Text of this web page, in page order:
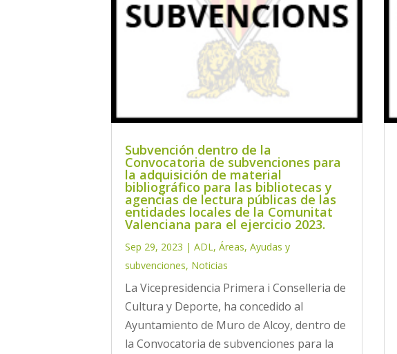
Subvención dentro de la
Convocatoria de subvenciones para
la adquisición de material
bibliográfico para las bibliotecas y
agencias de lectura públicas de las
entidades locales de la Comunitat
Valenciana para el ejercicio 2023.
Sep 29, 2023 |ADL,Áreas,Ayudas y
subvenciones, Noticias
La Vicepresidencia Primera i Conselleria de
Cultura y Deporte, ha concedido al
Ayuntamiento de Muro de Alcoy, dentro de
la Convocatoria de subvenciones para la